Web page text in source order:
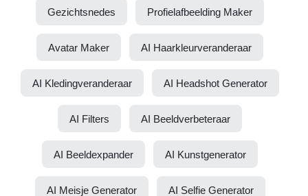
Gezichtsnedes Profielafbeelding Maker
Avatar Maker AI Haarkleurveranderaar
AI Kledingveranderaar AI Headshot Generator
AI Filters AI Beeldverbeteraar
AI Beeldexpander AI Kunstgenerator
AI Meisje Generator AI Selfie Generator